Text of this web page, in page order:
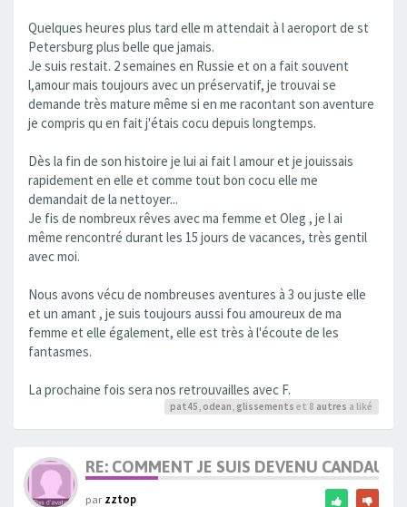
Quelques heures plus tard elle m attendait à l aeroport de st
Petersburg plus belle que jamais.
Je suis restait. 2 semaines en Russie et on a fait souvent
l,amour mais toujours avec un préservatif, je trouvai se
demande très mature même si en me racontant son aventure
je compris qu en fait j'étais cocu depuis longtemps.
Dès la fin de son histoire je lui ai fait l amour et je jouissais
rapidement en elle et comme tout bon cocu elle me
demandait de la nettoyer...
Je fis de nombreux rêves avec ma femme et Oleg , je l ai
même rencontré durant les 15 jours de vacances, très gentil
avec moi.
Nous avons vécu de nombreuses aventures à 3 ou juste elle
et un amant , je suis toujours aussi fou amoureux de ma
femme et elle également, elle est très à l'écoute de les
fantasmes.
La prochaine fois sera nos retrouvailles avec F.
pat45 odean glissements et 8 autres a liké
RE: COMMENT JE SUIS DEVENU
parzztop